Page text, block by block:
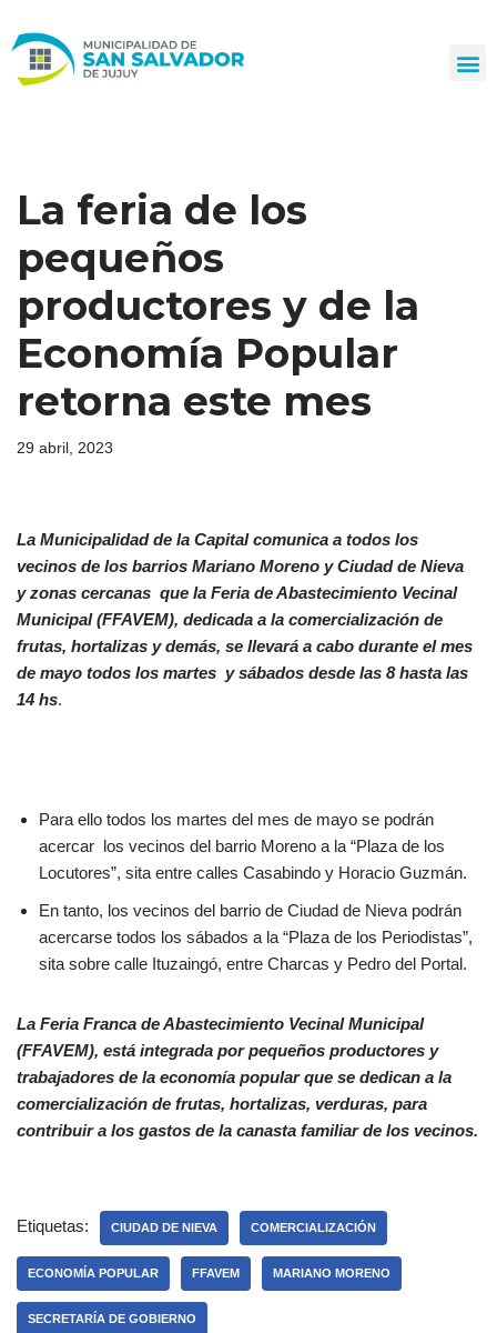
al
La feria de los
pequeños
productores y de la
Economía Popular
retorna este mes
29 abril, 2023
La Municipalidad de la Capital comunica a todos los
vecinos de los barrios Mariano Moreno y Ciudad de Nieva
y zonas cercanas que la Feria de Abastecimiento Vecinal
Municipal (FFAVEM), dedicada a la comercialización de
frutas, hortalizas y demás, se llevará a cabo durante el mes
de mayo todos los martes y sábados desde las 8 hasta las
14 hs.
Para ello todos los martes del mes de mayo se podrán
acercar los vecinos del barrio Moreno a la “Plaza de los
Locutores”, sita entre calles Casabindo y Horacio Guzmán.
En tanto, los vecinos del barrio de Ciudad de Nieva podrán
acercarse todos los sábados a la “Plaza de los Periodistas”,
sita sobre calle Ituzaingó, entre Charcas y Pedro del Portal.
La Feria Franca de Abastecimiento Vecinal Municipal
(FFAVEM), está integrada por pequeños productores y
trabajadores de la economía popular que se dedican a la
comercialización de frutas, hortalizas, verduras, para
contribuir a los gastos de la canasta familiar de los vecinos.
Etiquetas: CIUDAD DE NIEVA COMERCIALIZACIÓN
ECONOMÍA POPULAR FFAVEM MARIANO MORENO
SECRETARÍA DE GOBIERNO